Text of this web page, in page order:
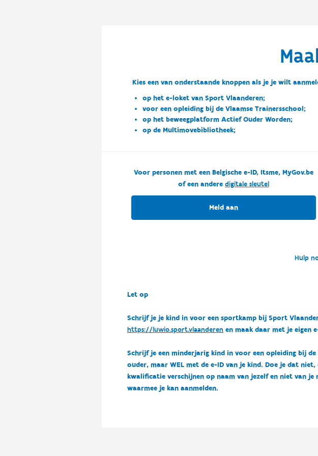
Kies een van onderstaande knoppen als je je wilt
op het e-loket van Sport Vlaanderen;
voor een opleiding bij de Vlaamse Trainersschool;
op het beweegplatform Actief Ouder Worden;
op de Multimovebibliotheek;
Voor personen met een Belgische e-ID, Itsme, MyGov.be
of een andere digitale sleutel
Meld aan
Hulp
Let op
Schrijf je je kind in voor een sportkamp bij Sport
https://luwio.sport.vlaanderenen maak daar met je eigen
Schrijf je een minderjarig kind in voor een opleiding bij
ouder, maar WEL met de e-ID van je kind. Doe je dat
kwalificatie verschijnen op naam van jezelf en niet van
waarmee je kan aanmelden.